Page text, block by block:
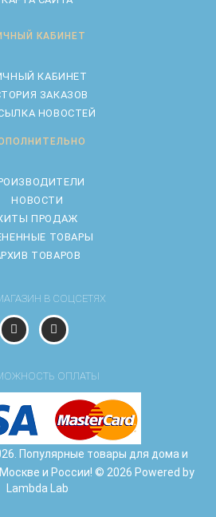
КАБИНЕТ
КАБИНЕТ
ЗАКАЗОВ
НОВОСТЕЙ
НОВОСТИ
ПРОДАЖ
ТОВАРЫ
ТОВАРОВ
В СОЦСЕТЯХ
ОПЛАТЫ
Популярные товары для дома и
и России! © 2026 Powered by
Lambda Lab